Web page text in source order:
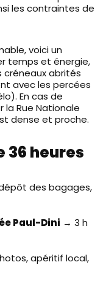
les contraintes de
voici un
temps et énergie,
créneaux abrités
avec les percées
En cas de
Rue Nationale
dense et proche.
36 heures
des bagages,
Paul-Dini → 3 h
apéritif local,